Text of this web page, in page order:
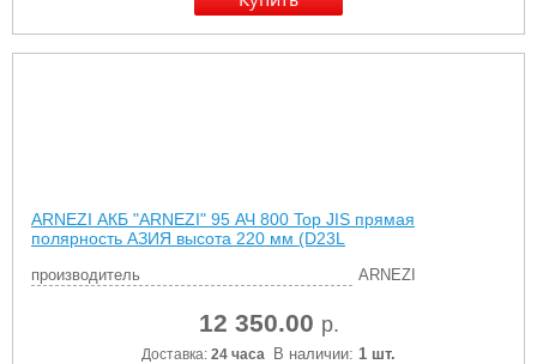
ARNEZI АКБ "ARNEZI" 95 АЧ 800 Top JIS прямая
полярность АЗИЯ высота 220 мм (D23L
производитель ARNEZI
12 350.00 р.
Доставка: 24 часа В наличии: 1 шт.